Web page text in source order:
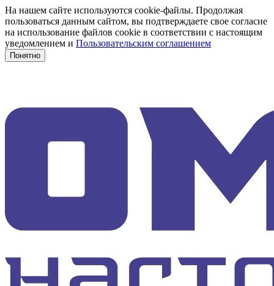
На нашем сайте используются cookie-файлы. Продолжая
пользоваться данным сайтом, вы подтверждаете свое согласие
на использование файлов cookie в соответствии с настоящим
уведомлением и Пользовательским соглашением
Понятно